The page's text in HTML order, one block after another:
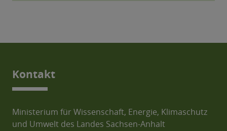
Kontakt
Ministerium für Wissenschaft, Energie, Klimaschutz
und Umwelt des Landes Sachsen-Anhalt